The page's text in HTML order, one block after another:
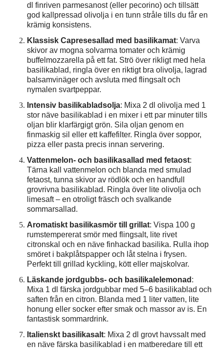
dl finriven parmesanost (eller pecorino) och tillsätt
god kallpressad olivolja i en tunn stråle tills du får en
krämig konsistens.
Klassisk Capresesallad med basilikamat: Varva
skivor av mogna solvarma tomater och krämig
buffelmozzarella på ett fat. Strö över rikligt med hela
basilikablad, ringla över en riktigt bra olivolja, lagrad
balsamvinäger och avsluta med flingsalt och
nymalen svartpeppar.
Intensiv basilikabladsolja: Mixa 2 dl olivolja med 1
stor näve basilikablad i en mixer i ett par minuter tills
oljan blir klarfärgigt grön. Sila oljan genom en
finmaskig sil eller ett kaffefilter. Ringla över soppor,
pizza eller pasta precis innan servering.
Vattenmelon- och basilikasallad med fetaost:
Tärna kall vattenmelon och blanda med smulad
fetaost, tunna skivor av rödlök och en handfull
grovrivna basilikablad. Ringla över lite olivolja och
limesaft – en otroligt fräsch och svalkande
sommarsallad.
Aromatiskt basilikasmör till grillat: Vispa 100 g
rumstempererat smör med flingsalt, lite rivet
citronskal och en näve finhackad basilika. Rulla ihop
smöret i bakplåtspapper och låt stelna i frysen.
Perfekt till grillad kyckling, kött eller majskolvar.
Läskande jordgubbs- och basilikalelemonad :
Mixa 1 dl färska jordgubbar med 5–6 basilikablad och
saften från en citron. Blanda med 1 liter vatten, lite
honung eller socker efter smak och massor av is. En
fantastisk sommardrink.
Italienskt basilikasalt: Mixa 2 dl grovt havssalt med
en näve färska basilikablad i en matberedare till ett